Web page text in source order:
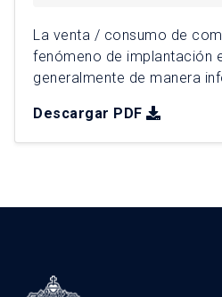
La venta / consumo de
fenómeno de implantación
generalmente de manera
consumo de alimentos. Por
puede ser entendida como
Descargar PDF